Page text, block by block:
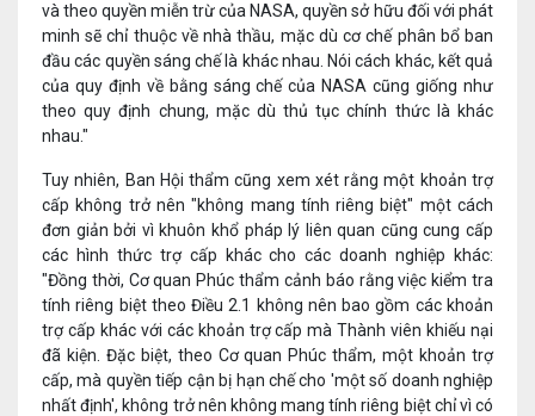
và theo quyền miễn trừ của NASA, quyền sở hữu đối với phát
minh sẽ chỉ thuộc về nhà thầu, mặc dù cơ chế phân bổ ban
đầu các quyền sáng chế là khác nhau. Nói cách khác, kết quả
của quy định về bằng sáng chế của NASA cũng giống như
theo quy định chung, mặc dù thủ tục chính thức là khác
nhau."
Tuy nhiên, Ban Hội thẩm cũng xem xét rằng một khoản trợ
cấp không trở nên "không mang tính riêng biệt" một cách
đơn giản bởi vì khuôn khổ pháp lý liên quan cũng cung cấp
các hình thức trợ cấp khác cho các doanh nghiệp khác:
"Đồng thời, Cơ quan Phúc thẩm cảnh báo rằng việc kiểm tra
tính riêng biệt theo Điều 2.1 không nên bao gồm các khoản
trợ cấp khác với các khoản trợ cấp mà Thành viên khiếu nại
đã kiện. Đặc biệt, theo Cơ quan Phúc thẩm, một khoản trợ
cấp, mà quyền tiếp cận bị hạn chế cho 'một số doanh nghiệp
nhất định', không trở nên không mang tính riêng biệt chỉ vì có